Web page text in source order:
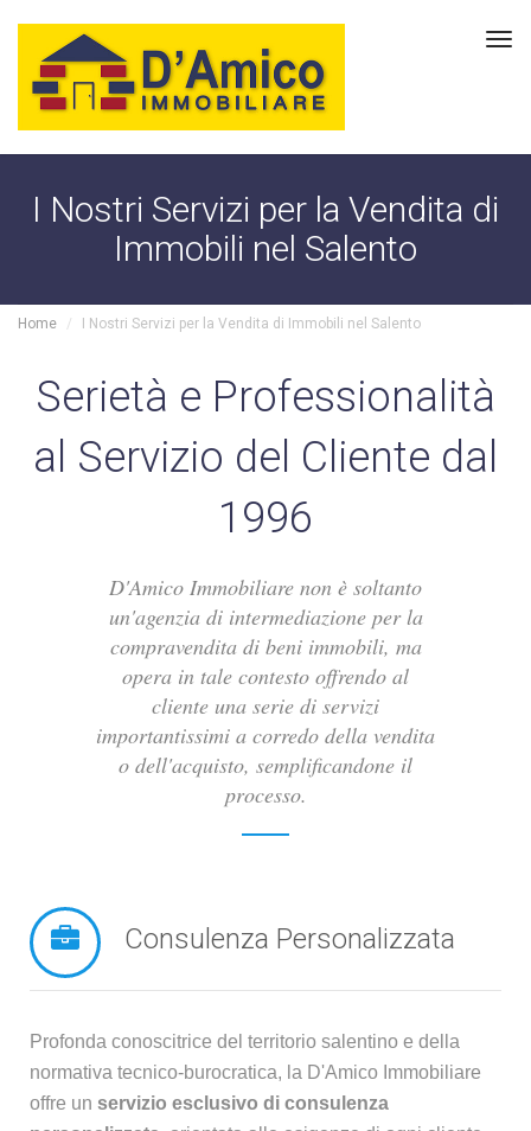
I Nostri Servizi per la Vendita di
Immobili nel Salento
Home I Nostri Servizi per la Vendita di Immobili nel Salento
Serietà e Professionalità
al Servizio del Cliente dal
1996
D'Amico Immobiliare non è soltanto
un'agenzia di intermediazione per la
compravendita di beni immobili, ma
opera in tale contesto offrendo al
cliente una serie di servizi
importantissimi a corredo della vendita
o dell'acquisto, semplificandone il
processo.
Consulenza Personalizzata
Profonda conoscitrice del territorio salentino e della
normativa tecnico-burocratica, la D'Amico Immobiliare
offre un servizio esclusivo di consulenza